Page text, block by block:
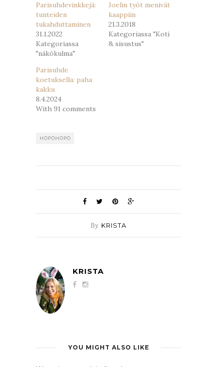
Parisuhdevinkkejä:
tunteiden
tukahduttaminen
31.1.2022
Kategoriassa
"näkökulma"
Joelin työt menivät
kaappiin
21.3.2018
Kategoriassa "Koti
& sisustus"
Parisuhde
koetuksella: paha
kakku
8.4.2024
With 91 comments
HÖPÖHÖPÖ
By KRISTA
KRISTA
YOU MIGHT ALSO LIKE